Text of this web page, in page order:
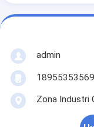
admin
18955353569
Zona Industri